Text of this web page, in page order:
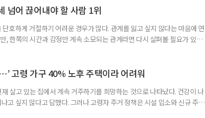
자원이다. 박경하 한국노인인력개발원 선임연구위
넘어 끊어내야 할 사람 1위
호하게 거절하기 어려운 경우가 많다. 관계를 잃고 싶지 않다는 마음에 연
, 한쪽의 시간과 감정만 계속 소모되는 관계라면 다시 살펴볼 필요가 있다.
는 행동도 건강한 관계와는 거리가 멀다. 믿고 털어놓은 개인사나 약점을
고령 가구 40% 노후 주택이라 어려워
살고 있는 집에서 계속 거주하기를 희망하는 것으로 나타났다. 건강이 나
고 싶지 않다고 답했다. 그러나 고령자 주거 정책은 시설 입소와 신규 주택